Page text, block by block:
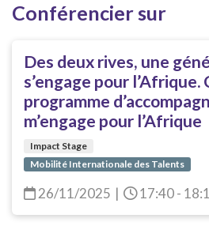
Conférencier sur
Des deux rives, une
s’engage pour
programme
m’engage pour l’Afrique
Impact Stage
Mobilité Internationale des Talents
26/11/2025 | 17:40 -